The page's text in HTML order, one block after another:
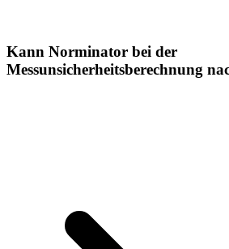
Kann Norminator bei der
Messunsicherheitsberechnung